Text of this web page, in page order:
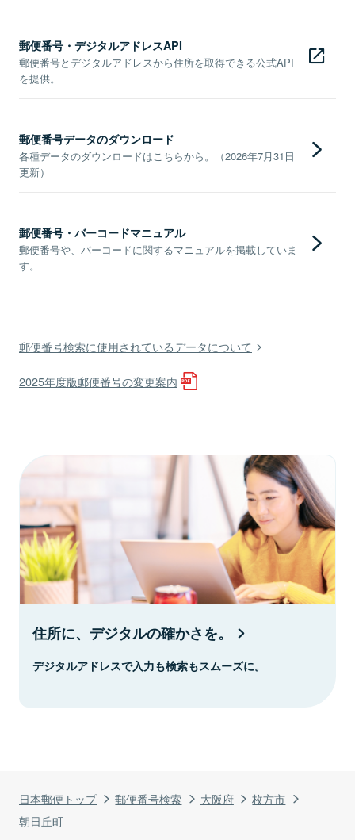
日本郵便トップ 郵便番号検索 大阪府
枚方市
朝日丘町
郵便番号・デジタルアドレスAPI
郵便番号とデジタルアドレスから住所を取得できる公式API
を提供。
郵便番号データのダウンロード
各種データのダウンロードはこちらから。（2026年7月31日
更新）
郵便番号・バーコードマニュアル
郵便番号や、バーコードに関するマニュアルを掲載していま
す。
郵便番号検索に使用されているデータについて
2025年度版郵便番号の変更案内
住所に、デジタルの確かさを。
デジタルアドレスで入力も検索もスムーズに。